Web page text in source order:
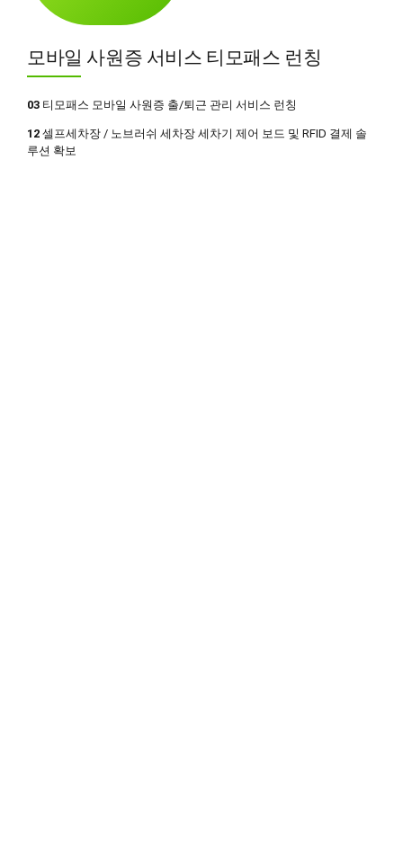
4
5
6
7
8
9
4
5
6
7
8
4
5
6
7
8
모바일 사원증 서비스 티모패스 런칭
03 티모패스 모바일 사원증 출/퇴근 관리 서비스 런칭
12 셀프세차장 / 노브러쉬 세차장 세차기 제어 보드 및 RFID 결제 솔
루션 확보